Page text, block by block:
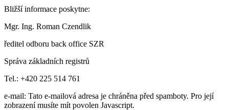
Bližší informace poskytne:
Mgr. Ing. Roman Czendlik
ředitel odboru back office SZR
Správa základních registrů
Tel.: +420 225 514 761
e-mail: Tato e-mailová adresa je chráněna před spamboty. Pro její
zobrazení musíte mít povolen Javascript.